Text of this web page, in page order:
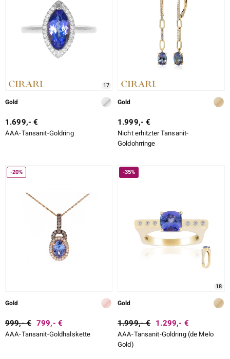
17
Gold
1.699,- €
AAA-Tansanit-Goldring
Gold
1.999,- €
Nicht erhitzter Tansanit-
Goldohrringe
-20%
Gold
999,- € 799,- €
AAA-Tansanit-Goldhalskette
-35%
18
Gold
1.999,- € 1.299,- €
AAA-Tansanit-Goldring (de Melo
Gold)